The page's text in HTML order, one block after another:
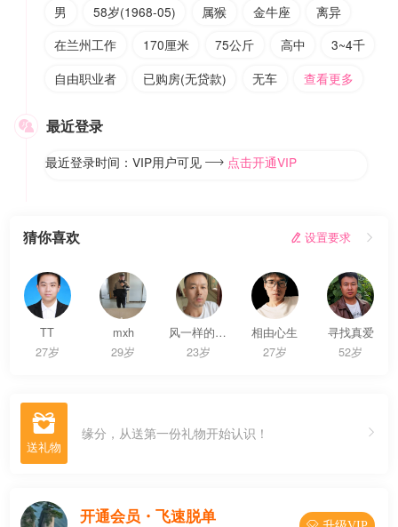
男 58岁(1968-05) 属猴 金牛座
离异
在兰州工作
170厘米 75公斤 高中
3~4千
自由职业者
已购房(无贷款) 无车 查看更多
 最近登录
最近登录时间：VIP用户可见  点击开通VIP
猜你喜欢  设置要求 
TT
27岁
mxh
29岁
风一样的男子
23岁
相由心生
27岁
寻找真爱
52岁
 缘分，从送第一份礼物开始认识！
开通会员・飞速脱单